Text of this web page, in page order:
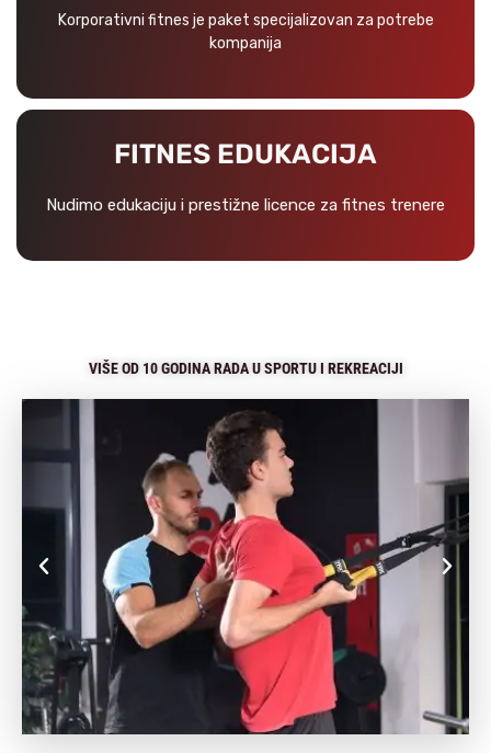
Korporativni fitnes je paket specijalizovan za potrebe
kompanija
FITNES EDUKACIJA
Nudimo edukaciju i prestižne licence za fitnes trenere
VIŠE OD 10 GODINA RADA U SPORTU I REKREACIJI